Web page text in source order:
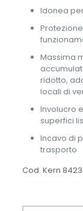
Idonea
Massima
ridotto,
locali di
Involucro
superfici
Incavo di
trasporto
Cod. Kern